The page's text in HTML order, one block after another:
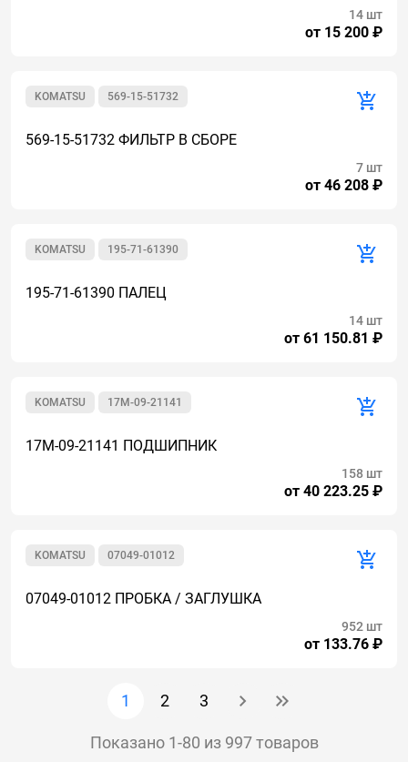
от 15 200 ₽
14 шт
569-15-51732
KOMATSU
569-15-51732 ФИЛЬТР В СБОРЕ
от 46 208 ₽
7 шт
195-71-61390
KOMATSU
195-71-61390 ПАЛЕЦ
от 61 150.81 ₽
14 шт
17M-09-21141
KOMATSU
17M-09-21141 ПОДШИПНИК
от 40 223.25 ₽
158 шт
07049-01012
KOMATSU
07049-01012 ПРОБКА / ЗАГЛУШКА
от 133.76 ₽
952 шт
1 2 3
Показано 1-80 из 997 товаров